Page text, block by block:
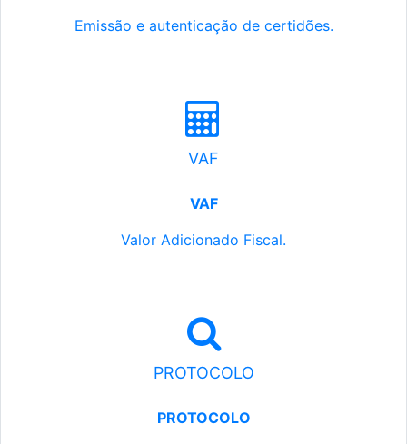
Emissão e autenticação de certidões.
VAF
VAF
Valor Adicionado Fiscal.
PROTOCOLO
PROTOCOLO